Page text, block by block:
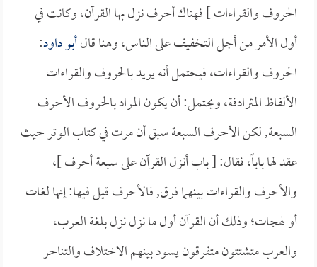
الحروف والقراءات ] فهناك أحرف نزل بها القرآن، وكانت في
أول الأمر من أجل التخفيف على الناس، وهنا قالأبو داود:
الحروف والقراءات، فيحتمل أنه يريد بالحروف والقراءات
الألفاظ المترادفة، ويحتمل: أن يكون المراد بالحروف الأحرف
السبعة, لكن الأحرف السبعة سبق أن مرت في كتاب الوتر حيث
عقد لها باباً، فقال: [ باب أنزل القرآن على سبعة أحرف ]،
والأحرف والقراءات بينهما فرق, فالأحرف قيل فيها: إنها لغات
أو لهجات؛ وذلك أن القرآن أول ما نزل نزل بلغة العرب،
والعرب متشتتون متفرقون يسود بينهم الاختلاف والتناحر